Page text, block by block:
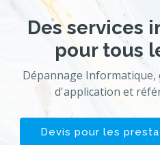
Des services
pour tous
Dépannage
d'application et
Devis pour les